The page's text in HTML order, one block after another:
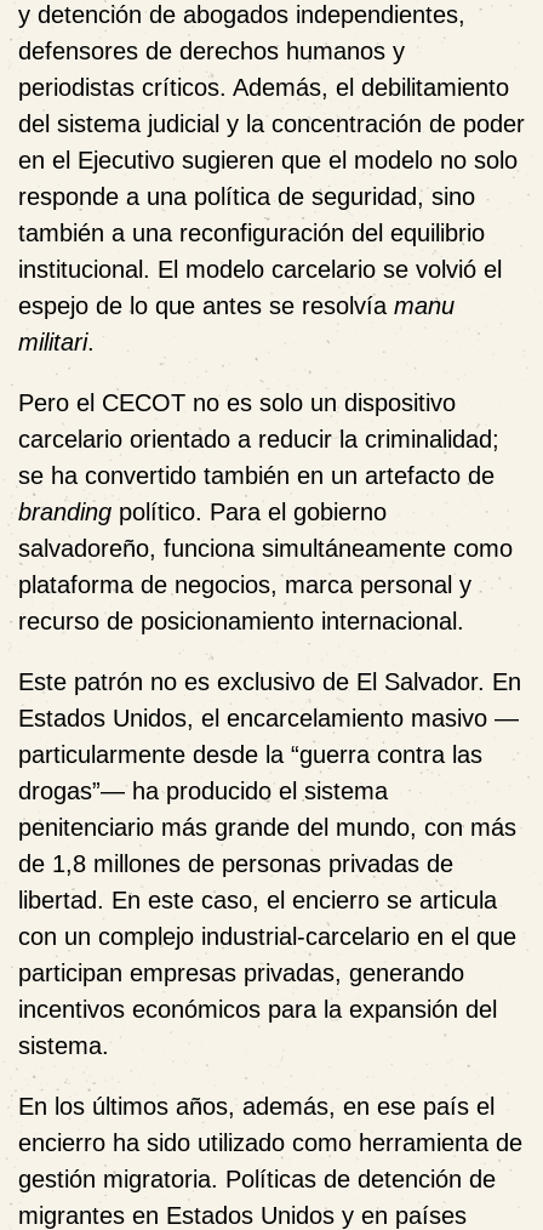
y detención de abogados independientes,
defensores de derechos humanos y
periodistas críticos. Además, el debilitamiento
del sistema judicial y la concentración de poder
en el Ejecutivo sugieren que el modelo no solo
responde a una política de seguridad, sino
también a una reconfiguración del equilibrio
institucional. El modelo carcelario se volvió el
espejo de lo que antes se resolvía manu
militari.
Pero el CECOT no es solo un dispositivo
carcelario orientado a reducir la criminalidad;
se ha convertido también en un artefacto de
branding político. Para el gobierno
salvadoreño, funciona simultáneamente como
plataforma de negocios, marca personal y
recurso de posicionamiento internacional.
Este patrón no es exclusivo de El Salvador. En
Estados Unidos, el encarcelamiento masivo —
particularmente desde la “guerra contra las
drogas”— ha producido el sistema
penitenciario más grande del mundo, con más
de 1,8 millones de personas privadas de
libertad. En este caso, el encierro se articula
con un complejo industrial-carcelario en el que
participan empresas privadas, generando
incentivos económicos para la expansión del
sistema.
En los últimos años, además, en ese país el
encierro ha sido utilizado como herramienta de
gestión migratoria. Políticas de detención de
migrantes en Estados Unidos y en países